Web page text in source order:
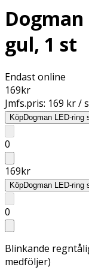
Dogman
gul, 1 st
Endast online
169kr
Jmfs.pris: 169 kr /
KöpDogman LED-ring
0
169kr
KöpDogman LED-ring
0
Blinkande
medföljer)